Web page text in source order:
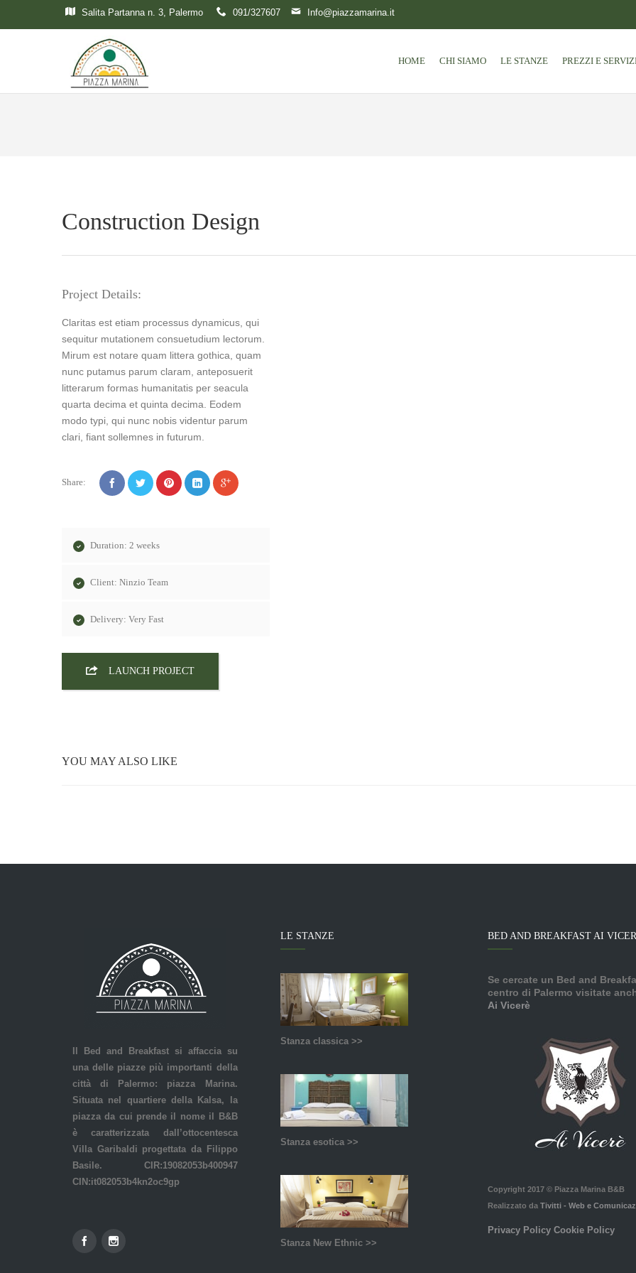
Salita Partanna n. 3, Palermo 091/327607 Info@piazzamarina.it
HOME CHI SIAMO LE STANZE PREZZI E
Construction Design
Project Details:
Claritas est etiam processus dynamicus, qui
sequitur mutationem consuetudium lectorum.
Mirum est notare quam littera gothica, quam
nunc putamus parum claram, anteposuerit
litterarum formas humanitatis per seacula
quarta decima et quinta decima. Eodem
modo typi, qui nunc nobis videntur parum
clari, fiant sollemnes in futurum.
Share:
Duration: 2 weeks
Client: Ninzio Team
Delivery: Very Fast
LAUNCH PROJECTCONSTRUCTION
DESIGN
YOU MAY ALSO LIKE
Il Bed and Breakfast si affaccia su
una delle piazze più importanti della
città di Palermo: piazza Marina.
Situata nel quartiere della Kalsa, la
piazza da cui prende il nome il B&B
è caratterizzata dall’ottocentesca
Villa Garibaldi progettata da Filippo
Basile. CIR:19082053b400947
CIN:it082053b4kn2oc9gp
LE STANZE
Stanza classica >>
Stanza esotica >>
Stanza New Ethnic >>
BED AND BREAKFAST AI
Se cercate un Bed and
centro di Palermo visitate
Ai Vicerè
Copyright 2017 © Piazza Marina B&B
Realizzato da Tivitti - Web e
Privacy Policy Cookie Policy